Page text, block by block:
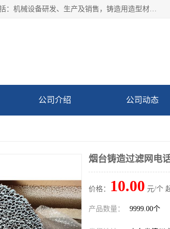
宁津县博涵机械有限公司成立于2016年，注册地位于山东省德州市。经营范围包括：机械设备研发、生产及销售，铸造用造型材料生产、销售，玻璃纤维及制品制造、销售，汽车零配件零售，机械零件、零部件加工，机械零件、零部件销售等；主要产品有：纤维过滤网,陶瓷过滤器,泡沫陶瓷过滤器,耐高温纤维过滤器,铸铁过滤器,铸铜过滤网,铸铝过滤网,铝轮毂过滤网,高效过滤网,高效陶瓷过滤网,高效纤维过滤网。
公司介绍 公司动态
烟台铸造过滤网电
价格： 10.00 元/个
产品数量： 9999.00个